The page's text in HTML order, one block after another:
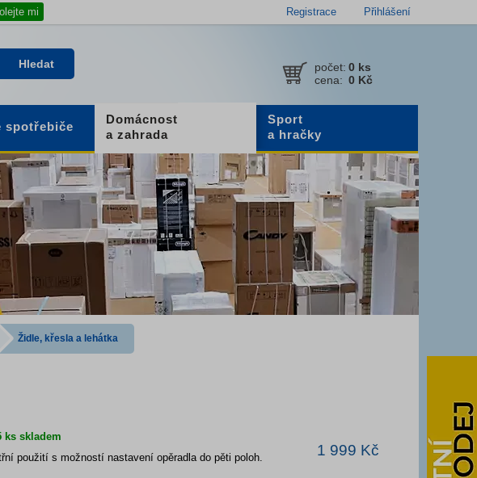
mi Registrace Přihlášení
počet: 0 ks
cena: 0 Kč
Hledat
spotřebiče
Domácnost
a zahrada
Sport
a hračky
Židle, křesla a lehátka
ks skladem
použití s možností nastavení opěradla do pěti poloh.
1 999 Kč